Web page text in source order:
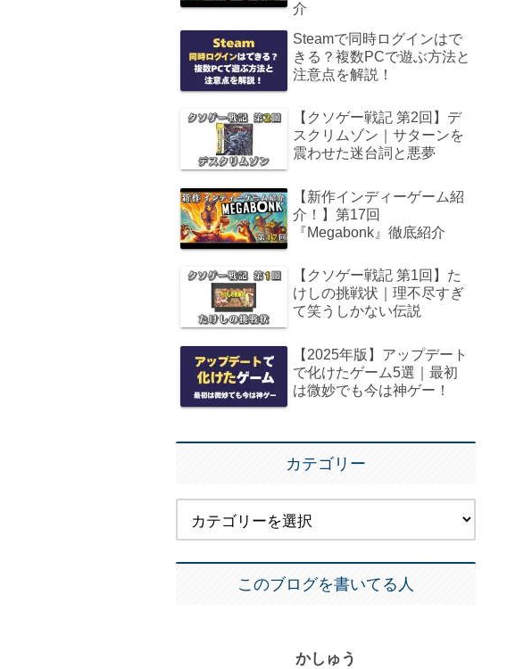
介
Steamで同時ログインはで
きる？複数PCで遊ぶ方法と
注意点を解説！
【クソゲー戦記 第2回】デ
スクリムゾン｜サターンを
震わせた迷台詞と悪夢
【新作インディーゲーム紹
介！】第17回
『Megabonk』徹底紹介
【クソゲー戦記 第1回】た
けしの挑戦状｜理不尽すぎ
て笑うしかない伝説
【2025年版】アップデート
で化けたゲーム5選｜最初
は微妙でも今は神ゲー！
カテゴリー
このブログを書いてる人
かしゅう